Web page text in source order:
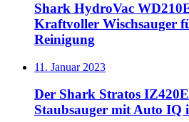
Shark HydroVac
Kraftvoller Wischsauger
Reinigung
11. Januar 2023
Der Shark Stratos
Staubsauger mit Auto IQ